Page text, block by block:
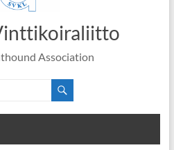
Association